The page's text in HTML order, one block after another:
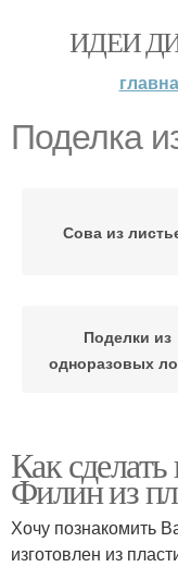
ИДЕИ
Поделка
Сова из
Поделки из
одноразовых
Как
Филин из
Хочу познакомить
изготовлен из